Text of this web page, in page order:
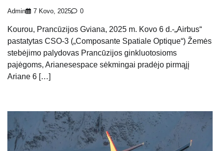
Admin 7 Kovo, 2025 0
Kourou, Prancūzijos Gviana, 2025 m. Kovo 6 d.-„Airbus“
pastatytas CSO-3 („Composante Spatiale Optique“) Žemės
stebėjimo palydovas Prancūzijos ginkluotosioms
pajėgoms, Arianesespace sėkmingai pradėjo pirmąjį
Ariane 6 […]